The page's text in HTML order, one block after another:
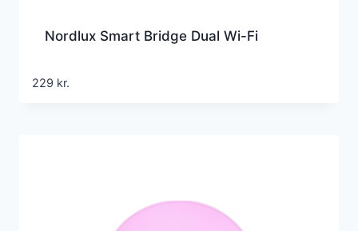
Nordlux Smart Bridge Dual Wi-Fi
229 kr.